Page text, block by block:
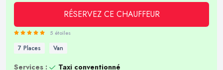
RÉSERVEZ CE CHAUFFEUR
5 étoiles
7 Places Van
Services :
Taxi conventionné